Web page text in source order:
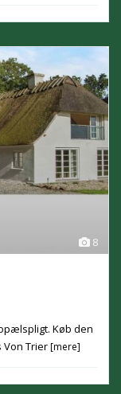
8
Køb den
Von Trier[mere]